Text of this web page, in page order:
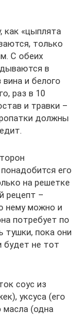
как «цыплята
только
С обеих
в
и белого
раз в 10
и травки –
должны
его
на решетке
рецепт –
нему можно и
потребует по
тушки, пока они
будет не тот
соус из
уксуса (его
масла (одна